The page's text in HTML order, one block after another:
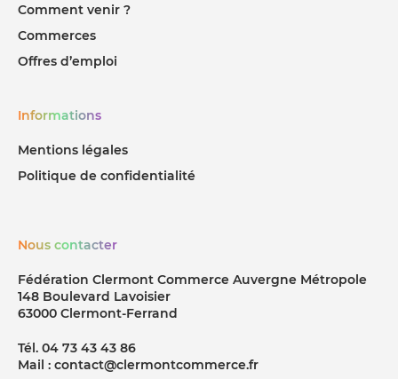
Comment venir ?
Commerces
Offres d’emploi
Informations
Mentions légales
Politique de confidentialité
Nous contacter
Fédération Clermont Commerce Auvergne Métropole
148 Boulevard Lavoisier
63000 Clermont-Ferrand
Tél. 04 73 43 43 86
Mail : contact@clermontcommerce.fr